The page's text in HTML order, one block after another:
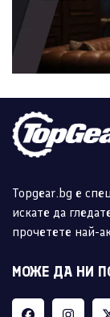
Topgear.bg е
искате да
прочетете най-
МОЖЕ ДА НИ